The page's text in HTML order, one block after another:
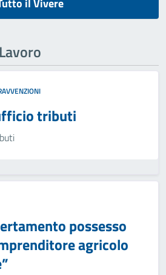
il Vivere
tributi
possesso
agricolo